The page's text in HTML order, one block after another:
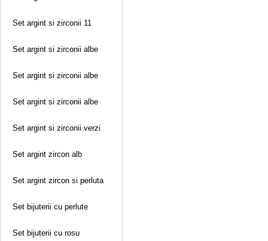
Set argint si zirconii 11
Set argint si zirconii albe
Set argint si zirconii albe
Set argint si zirconii albe
Set argint si zirconii verzi
Set argint zircon alb
Set argint zircon si perluta
Set bijuterii cu perlute
Set bijuterii cu rosu